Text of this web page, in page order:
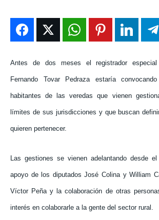
EN VIVO
NOSOTROS
INSTITUCIONAL
EN VIVO
NOSOTROS
INSTITUCIONAL
EN VIVO
NOSOTROS
INSTITUCIONAL
EN VIVO
NOSOTROS
INSTITUCIONAL
Antes de dos meses el registrador
Fernando Tovar Pedraza estaría
habitantes de las veredas que vienen
límites de sus jurisdicciones y que buscan
quieren pertenecer.
Las gestiones se vienen adelantando desde
apoyo de los diputados José Colina y William
Víctor Peña y la colaboración de otras
interés en colaborarle a la gente del sector rural.